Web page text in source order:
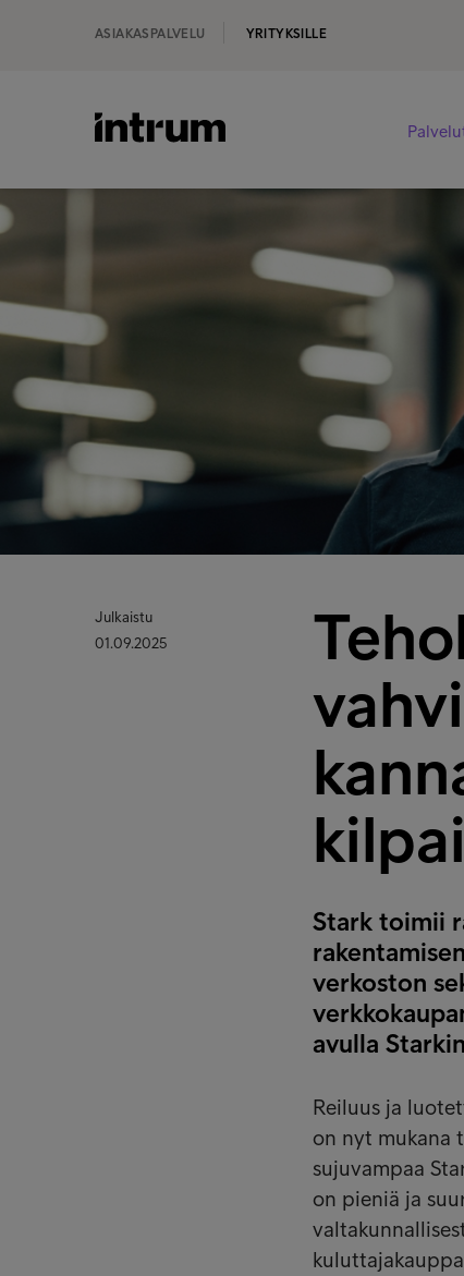
ASIAKASPALVELU YRITYKSILLE
Julkaistu
01.09.2025
Stark toimii
verkoston
avulla
Reiluus ja
on nyt mukana
sujuvampaa
on pieniä ja